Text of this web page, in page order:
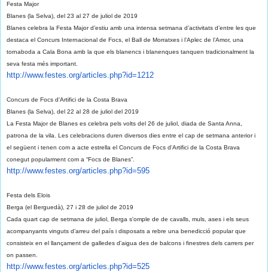
Festa Major
Blanes (la Selva), del 23 al 27 de juliol de 2019
Blanes celebra la Festa Major d’estiu amb una intensa setmana d’activitats d’entre les que
destaca el Concurs Internacional de Focs, el Ball de Morratxes i l’Aplec de l’Amor, una
tornaboda a Cala Bona amb la que els blanencs i blanenques tanquen tradicionalment la
seva festa més important.
http://www.festes.org/articles.php?id=1212
Concurs de Focs d'Artifici de la Costa Brava
Blanes (la Selva), del 22 al 28 de juliol del 2019
La Festa Major de Blanes es celebra pels volts del 26 de juliol, diada de Santa Anna,
patrona de la vila. Les celebracions duren diversos dies entre el cap de setmana anterior i
el següent i tenen com a acte estrella el Concurs de Focs d'Artifici de la Costa Brava
conegut popularment com a “Focs de Blanes”.
http://www.festes.org/articles.php?id=595
Festa dels Elois
Berga (el Berguedà), 27 i 28 de juliol de 2019
Cada quart cap de setmana de juliol, Berga s'omple de de cavalls, muls, ases i els seus
acompanyants vinguts d’arreu del país i disposats a rebre una benedicció popular que
consisteix en el llançament de galledes d'aigua des de balcons i finestres dels carrers per
on passen.
http://www.festes.org/articles.php?id=525